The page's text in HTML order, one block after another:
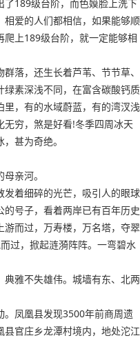
189级台阶，而色嫫脸上洗下
爱的人们都相信，如果能够顺
上189级台阶，就一定能够相
落，还生长着芦苇、节节草、
素深浅不同，在富含碳酸钙质
，有的水域蔚蓝，有的湾汊浅
穷，煞是好看!冬季四周冰天
甚为奇绝。
亲河。
着细碎的光芒，吸引人的眼球
号子，看着两岸已有百年历史
而过，万寿楼，万名塔，夺翠
过，掀起涟漪阵阵。一弯碧水
雅不失雄伟。城墙有东、北两
。凤凰县发现3500年前商周遗
官庄乡龙潭村境内，地处沱江